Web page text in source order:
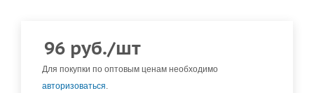
96 руб./шт
Для покупки по оптовым ценам необходимо
авторизоваться.